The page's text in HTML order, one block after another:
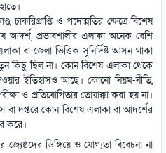
চাকরিপ্রাপ্তি ও পদোন্নতির ক্ষেত্রে বিশেষ
আদর্শ, প্রভাবশালীর এলাকা অনেক বেশি
বা জেলা ভিত্তিক সুনির্দিষ্ট আসন থাকা
কিছু ছিল না। কোন বিশেষ এলাকা থেকে
ইতিহাসও আছে। কোনো নিয়ম-নীতি,
ও প্রতিযোগিতার তোয়াক্কা করা হয় না।
দপ্তরে কোন বিশেষ এলাকা বা আদর্শের
করে।
ডিঙ্গিয়ে ও যোগ্যতা বিবেচনা না